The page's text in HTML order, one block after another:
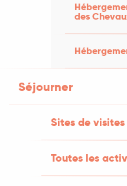
des
Séjourner
Sites de visites
Toutes les